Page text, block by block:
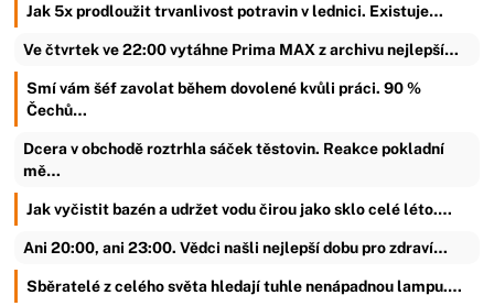
Jak 5x prodloužit trvanlivost potravin v lednici. Existuje…
Ve čtvrtek ve 22:00 vytáhne Prima MAX z archivu nejlepší…
Smí vám šéf zavolat během dovolené kvůli práci. 90 %
Čechů…
Dcera v obchodě roztrhla sáček těstovin. Reakce pokladní
mě…
Jak vyčistit bazén a udržet vodu čirou jako sklo celé léto.…
Ani 20:00, ani 23:00. Vědci našli nejlepší dobu pro zdraví…
Sběratelé z celého světa hledají tuhle nenápadnou lampu.…